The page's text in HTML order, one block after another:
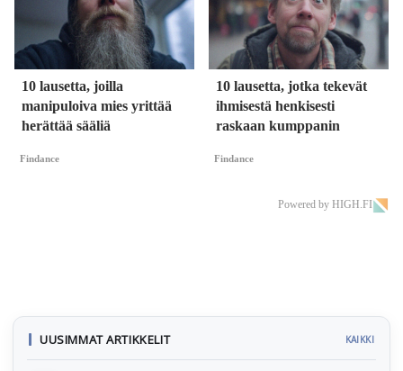
10 lausetta, joilla
manipuloiva mies yrittää
herättää sääliä
Findance
10 lausetta, jotka tekevät
ihmisestä henkisesti
raskaan kumppanin
Findance
Powered by HIGH.FI
UUSIMMAT ARTIKKELIT KAIKKI